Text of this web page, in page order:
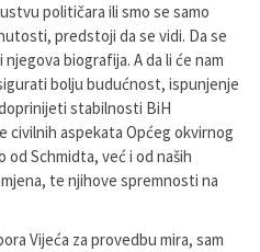
političara ili smo se samo
predstoji da se vidi. Da se
biografija. A da li će nam
bolju budućnost, ispunjenje
stabilnosti BiH
civilnih aspekata Općeg okvirnog
od Schmidta, već i od naših
te njihove spremnosti na
Vijeća za provedbu mira, sam